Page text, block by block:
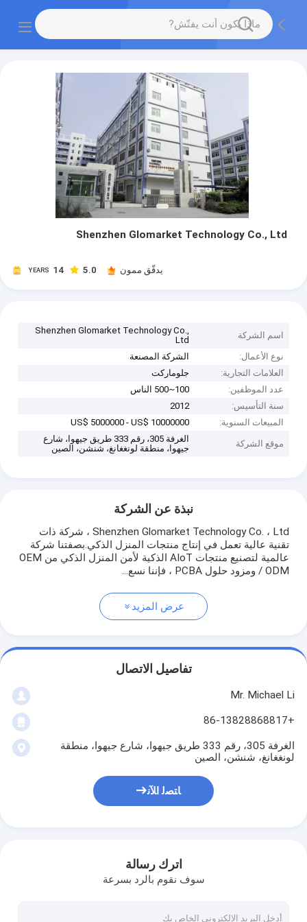
Shenzhen Glomarket Technology Co., Ltd
14
YEARS 5.0 يدقّق ممون
اسم الشركة
Shenzhen Glomarket Technology Co.,
Ltd
نوع الأعمال:
الشركة المصنعة
العلامات التجارية:
جلوماركت
عدد الموظفين:
100~500 الناس
سنة التأسيس:
2012
المبيعات السنوية:
US$ 5000000 - US$ 10000000
موقع الشركة
الغرفة 305، رقم 333 طريق جيهوا، شارع
جيهوا، منطقة لونغغانغ، شنشن، الصين
نبذة عن الشركة
Shenzhen Glomarket Technology Co. ، Ltd ، شركة ذات
تقنية عالية تعمل في إنتاج منتجات المنزل الذكي.بصفتنا شركة
عالمية لتصنيع منتجات AIoT الذكية لأمن المنزل الذكي من OEM
/ ODM ومزود حلول PCBA ، فإننا نسع...
عرض المزيد
تفاصيل الاتصال
Mr. Michael Li
+86-13828868817
الغرفة 305، رقم 333 طريق جيهوا، شارع جيهوا، منطقة
لونغغانغ، شنشن، الصين
ﺎﺘﺼﻟ ﺍﻶﻧ
اترك رسالة
سوف نقوم بالرد بسرعة